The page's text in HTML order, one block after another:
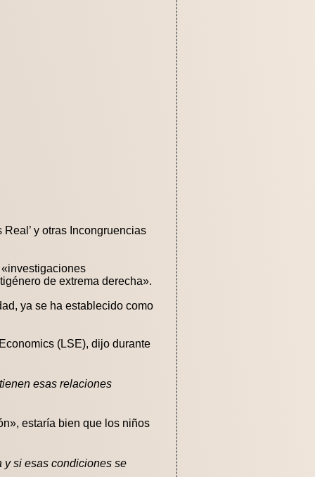
y otras Incongruencias
de extrema derecha».
ya se ha establecido como
(LSE), dijo durante
esas relaciones
estaría bien que los niños
y si esas condiciones se